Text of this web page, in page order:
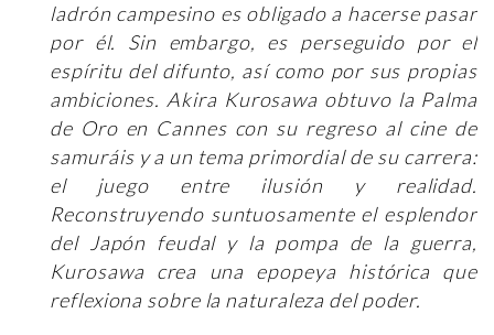
ladrón campesino es obligado a hacerse pasar
por él. Sin embargo, es perseguido por el
espíritu del difunto, así como por sus propias
ambiciones. Akira Kurosawa obtuvo la Palma
de Oro en Cannes con su regreso al cine de
samuráis y a un tema primordial de su carrera:
el juego entre ilusión y realidad.
Reconstruyendo suntuosamente el esplendor
del Japón feudal y la pompa de la guerra,
Kurosawa crea una epopeya histórica que
reflexiona sobre la naturaleza del poder.